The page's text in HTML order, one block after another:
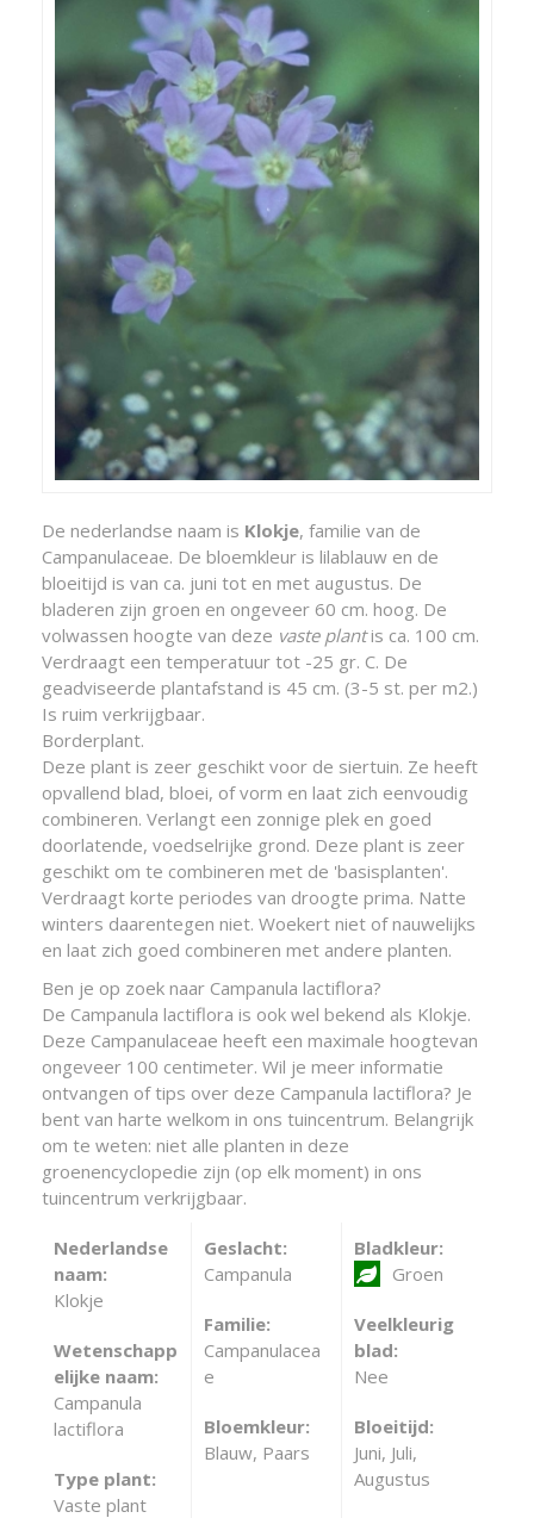
De nederlandse naam is Klokje, familie van de
Campanulaceae. De bloemkleur is lilablauw en de
bloeitijd is van ca. juni tot en met augustus. De
bladeren zijn groen en ongeveer 60 cm. hoog. De
volwassen hoogte van deze vaste plantis ca. 100 cm.
Verdraagt een temperatuur tot -25 gr. C. De
geadviseerde plantafstand is 45 cm. (3-5 st. per m2.)
Is ruim verkrijgbaar.
Borderplant.
Deze plant is zeer geschikt voor de siertuin. Ze heeft
opvallend blad, bloei, of vorm en laat zich eenvoudig
combineren. Verlangt een zonnige plek en goed
doorlatende, voedselrijke grond. Deze plant is zeer
geschikt om te combineren met de 'basisplanten'.
Verdraagt korte periodes van droogte prima. Natte
winters daarentegen niet. Woekert niet of nauwelijks
en laat zich goed combineren met andere planten.
Ben je op zoek naar Campanula lactiflora?
De Campanula lactiflora is ook wel bekend als Klokje.
Deze Campanulaceae heeft een maximale hoogtevan
ongeveer 100 centimeter. Wil je meer informatie
ontvangen of tips over deze Campanula lactiflora? Je
bent van harte welkom in ons tuincentrum. Belangrijk
om te weten: niet alle planten in deze
groenencyclopedie zijn (op elk moment) in ons
tuincentrum verkrijgbaar.
Nederlandse
naam:
Klokje
Wetenschapp
elijke naam:
Campanula
lactiflora
Type plant:
Vaste plant
Geslacht:
Campanula
Familie:
Campanulacea
e
Bloemkleur:
Blauw, Paars
Bladkleur:
Groen
Veelkleurig
blad:
Nee
Bloeitijd:
Juni, Juli,
Augustus